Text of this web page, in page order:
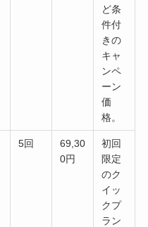
ど条
件付
きの
キャ
ンペ
ーン
価
格。
5回
69,30
0円
初回
限定
のク
イッ
クプ
ラン